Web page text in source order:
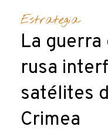
Estrategia
La
rusa
satélites
Crimea